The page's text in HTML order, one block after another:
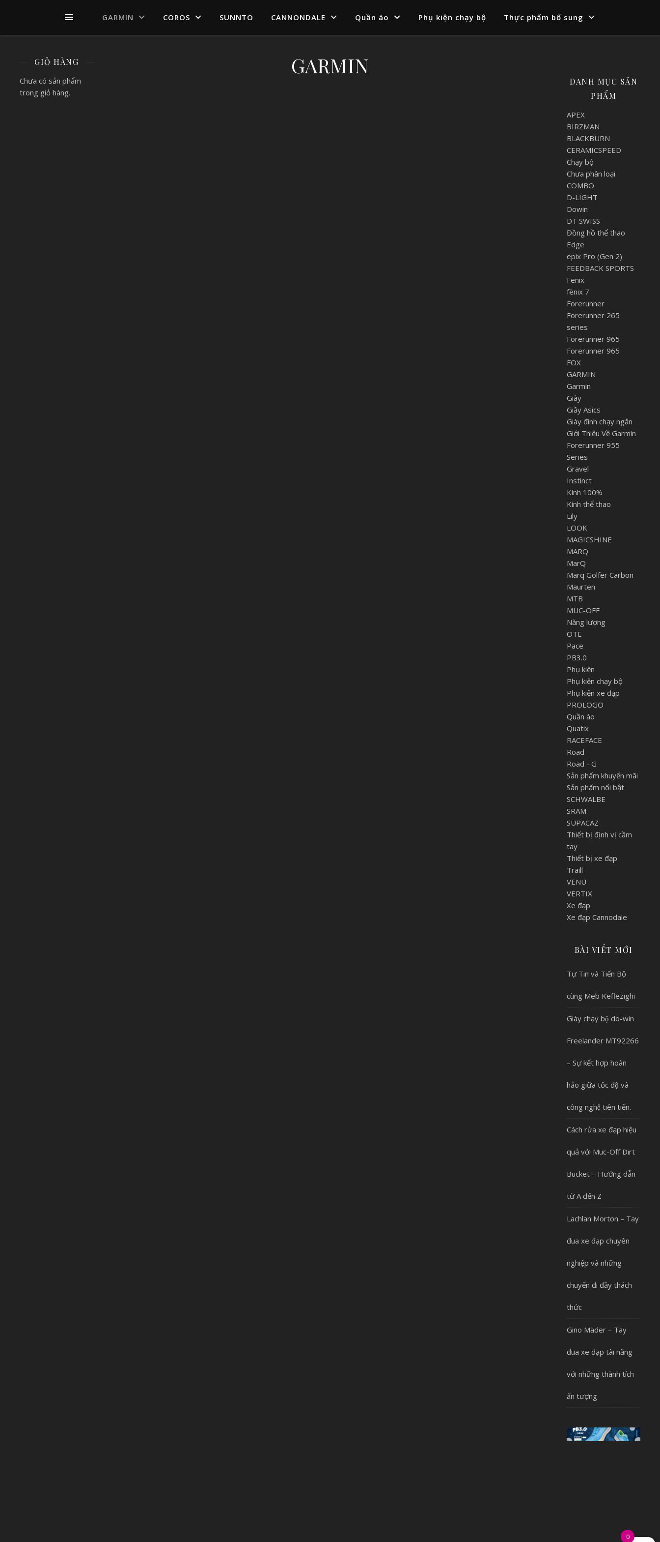
GARMIN COROS SUNNTO CANNONDALE Quần áo Phụ kiện chạy bộ Thực phẩm bổ sung
GIỎ HÀNG
Chưa có sản phẩm
trong giỏ hàng.
GARMIN
DANH MỤC SẢN
PHẨM
APEX
BIRZMAN
BLACKBURN
CERAMICSPEED
Chạy bộ
Chưa phân loại
COMBO
D-LIGHT
Dowin
DT SWISS
Đồng hồ thể thao
Edge
epix Pro (Gen 2)
FEEDBACK SPORTS
Fenix
fēnix 7
Forerunner
Forerunner 265
series
Forerunner 965
Forerunner 965
FOX
GARMIN
Garmin
Giày
Giầy Asics
Giày đinh chạy ngắn
Giới Thiệu Về Garmin
Forerunner 955
Series
Gravel
Instinct
Kính 100%
Kính thể thao
Lily
LOOK
MAGICSHINE
MARQ
MarQ
Marq Golfer Carbon
Maurten
MTB
MUC-OFF
Năng lượng
OTE
Pace
PB3.0
Phụ kiện
Phụ kiện chạy bộ
Phụ kiện xe đạp
PROLOGO
Quần áo
Quatix
RACEFACE
Road
Road - G
Sản phẩm khuyến mãi
Sản phẩm nổi bật
SCHWALBE
SRAM
SUPACAZ
Thiết bị định vị cầm
tay
Thiết bị xe đạp
Traill
VENU
VERTIX
Xe đạp
Xe đạp Cannodale
BÀI VIẾT MỚI
Tự Tin và Tiến Bộ
cùng Meb Keflezighi
Giày chạy bộ do-win
Freelander MT92266
– Sự kết hợp hoàn
hảo giữa tốc độ và
công nghệ tiên tiến.
Cách rửa xe đạp hiệu
quả với Muc-Off Dirt
Bucket – Hướng dẫn
từ A đến Z
Lachlan Morton – Tay
đua xe đạp chuyên
nghiệp và những
chuyến đi đầy thách
thức
Gino Mäder – Tay
đua xe đạp tài năng
với những thành tích
ấn tượng
0